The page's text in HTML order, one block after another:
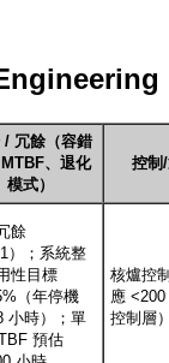
/ 冗餘（容錯
、退化
模式）
控制
餘
）；系統整
性目標
（年停機
小時）；單
預估
核爐控
應
控制層